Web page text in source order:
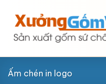
content
Ấm chén in logo